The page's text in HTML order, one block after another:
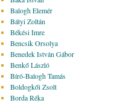
Balogh Elemér
Bátyi Zoltán
Békési Imre
Bencsik Orsolya
Benedek István Gábor
Benkő László
Bíró-Balogh Tamás
Boldogkői Zsolt
Borda Réka